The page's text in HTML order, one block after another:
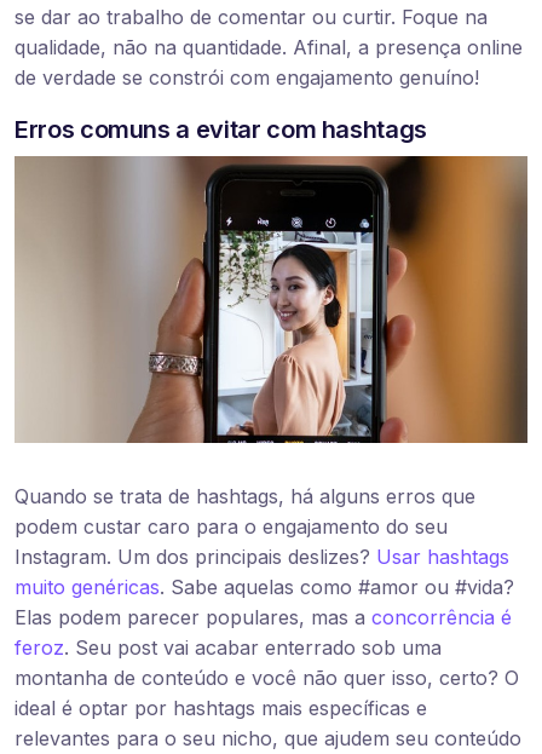
se dar ao trabalho de comentar ou curtir. Foque na
qualidade, não na quantidade. Afinal, a presença online
de verdade se constrói com engajamento genuíno!
Erros comuns a evitar com hashtags
Quando se trata de hashtags, há alguns erros que
podem custar caro para o engajamento do seu
Instagram. Um dos principais deslizes? Usar hashtags
muito genéricas. Sabe aquelas como #amor ou #vida?
Elas podem parecer populares, mas a concorrência é
feroz. Seu post vai acabar enterrado sob uma
montanha de conteúdo e você não quer isso, certo? O
ideal é optar por hashtags mais específicas e
relevantes para o seu nicho, que ajudem seu conteúdo